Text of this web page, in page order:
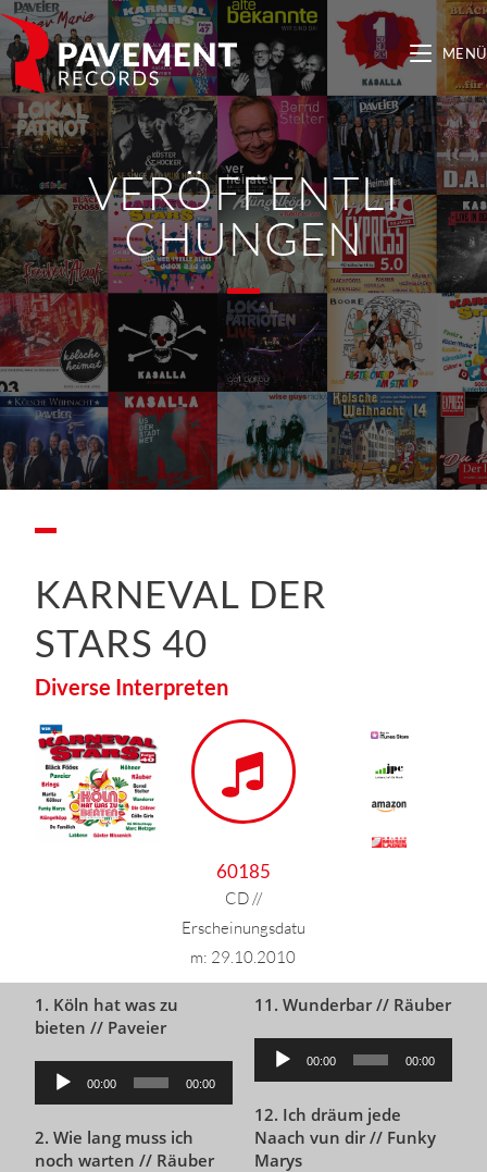
MENÜ
VERÖFFENTLI
CHUNGEN
KARNEVAL DER
STARS 40
Diverse Interpreten
60185
CD //
Erscheinungsdatu
m: 29.10.2010
1. Köln hat was zu
bieten // Paveier
Audio-
Player
00:00 00:00
2. Wie lang muss ich
noch warten // Räuber
11. Wunderbar // Räuber
Audio-
Player
00:00 00:00
12. Ich dräum jede
Naach vun dir // Funky
Marys